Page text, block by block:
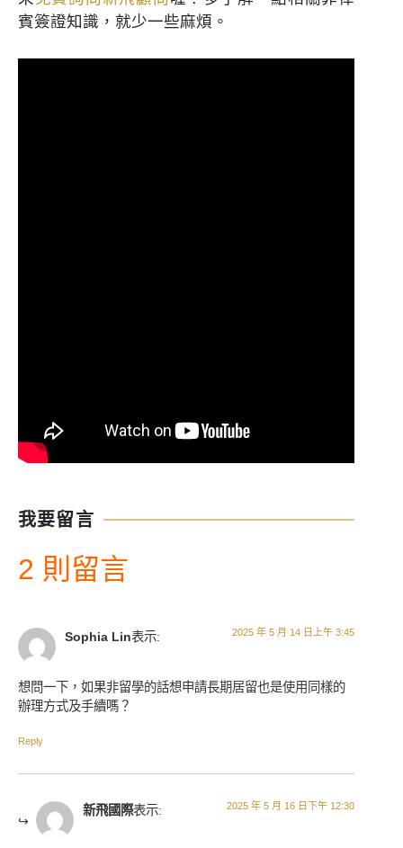
賓簽證知識，就少一些麻煩。
我要留言
2 則留言
Sophia Lin表示: 2025 年 5 月 14 日上午 3:45
想問一下，如果非留學的話想申請長期居留也是使用同樣的
辦理方式及手續嗎？
Reply
新飛國際表示: 2025 年 5 月 16 日下午 12:30